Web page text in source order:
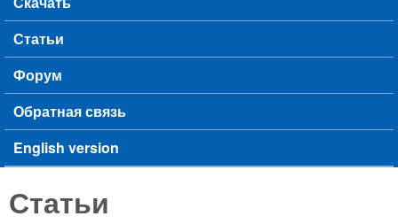
Статьи
Форум
Обратная связь
English version
Статьи